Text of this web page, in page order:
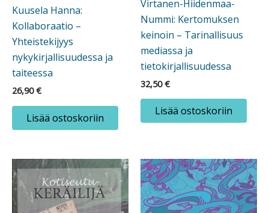
Kuusela Hanna:
Kollaboraatio –
Yhteistekijyys
nykykirjallisuudessa ja
taiteessa
26,90€
Lisää ostoskoriin
Virtanen-Hiidenmaa-
Nummi: Kertomuksen
keinoin – Tarinallisuus
mediassa ja
tietokirjallisuudessa
32,50€
Lisää ostoskoriin